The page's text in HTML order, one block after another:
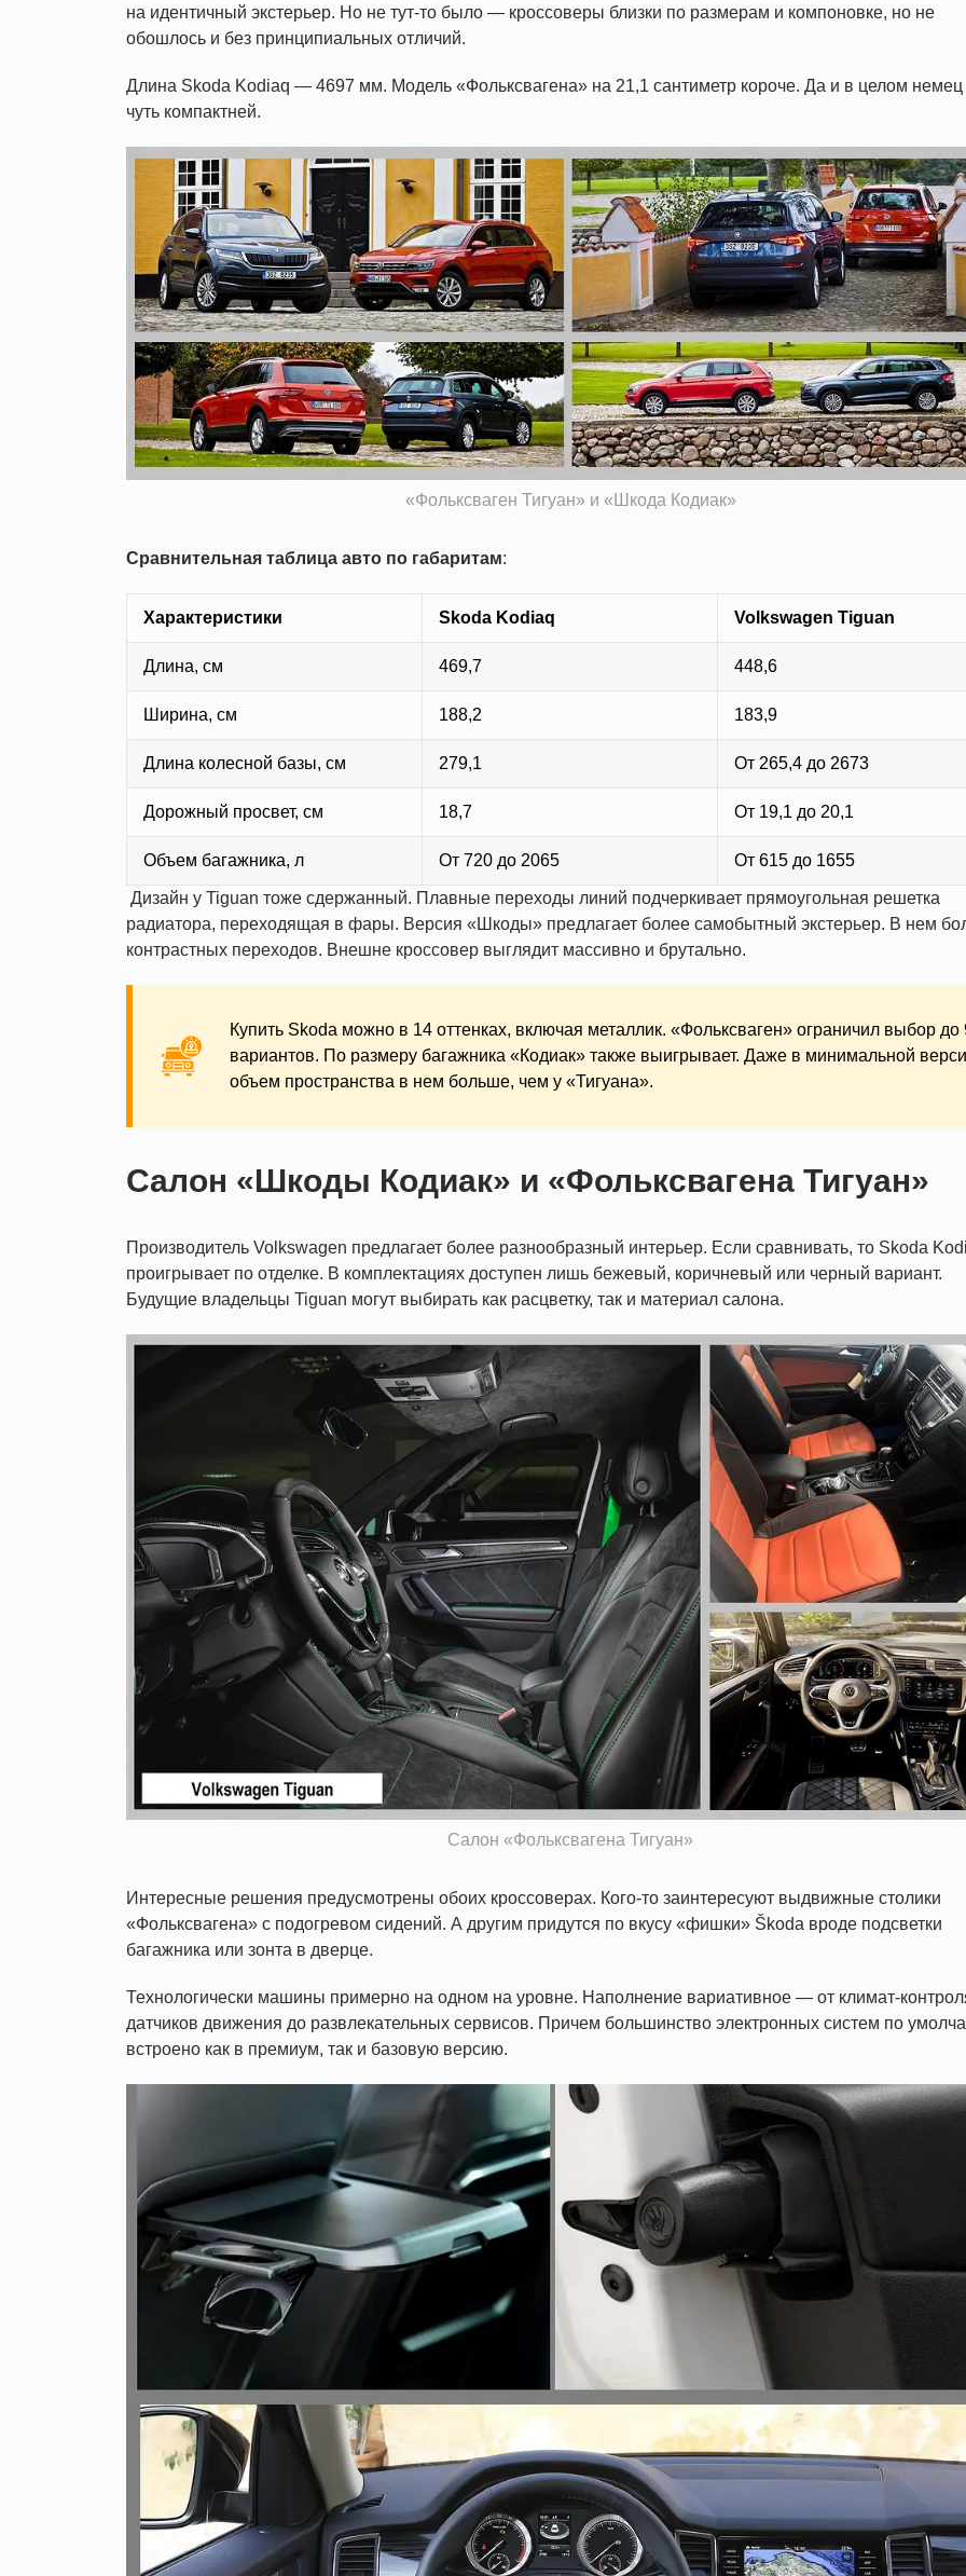
на идентичный экстерьер. Но не тут-то было — кроссоверы близки по размерам и компоновке, но не
обошлось и без принципиальных отличий.
Длина Skoda Kodiaq — 4697 мм. Модель «Фольксвагена» на 21,1 сантиметр короче. Да и в целом немец
чуть компактней.
«Фольксваген Тигуан» и «Шкода Кодиак»
Сравнительная таблица авто по габаритам:
Характеристики Skoda Kodiaq Volkswagen Tiguan
Длина, см 469,7 448,6
Ширина, см 188,2 183,9
Длина колесной базы, см 279,1 От 265,4 до 2673
Дорожный просвет, см 18,7 От 19,1 до 20,1
Объем багажника, л От 720 до 2065 От 615 до 1655
Дизайн у Tiguan тоже сдержанный. Плавные переходы линий подчеркивает прямоугольная решетка
радиатора, переходящая в фары. Версия «Шкоды» предлагает более самобытный экстерьер. В нем
контрастных переходов. Внешне кроссовер выглядит массивно и брутально.
Купить Skoda можно в 14 оттенках, включая металлик. «Фольксваген» ограничил выбор до
вариантов. По размеру багажника «Кодиак» также выигрывает. Даже в минимальной
объем пространства в нем больше, чем у «Тигуана».
Салон «Шкоды Кодиак» и «Фольксвагена Тигуан»
Производитель Volkswagen предлагает более разнообразный интерьер. Если сравнивать, то Skoda
проигрывает по отделке. В комплектациях доступен лишь бежевый, коричневый или черный вариант.
Будущие владельцы Tiguan могут выбирать как расцветку, так и материал салона.
Салон «Фольксвагена Тигуан»
Интересные решения предусмотрены обоих кроссоверах. Кого-то заинтересуют выдвижные столики
«Фольксвагена» с подогревом сидений. А другим придутся по вкусу «фишки» Škoda вроде подсветки
багажника или зонта в дверце.
Технологически машины примерно на одном на уровне. Наполнение вариативное — от климат-
датчиков движения до развлекательных сервисов. Причем большинство электронных систем по
встроено как в премиум, так и базовую версию.